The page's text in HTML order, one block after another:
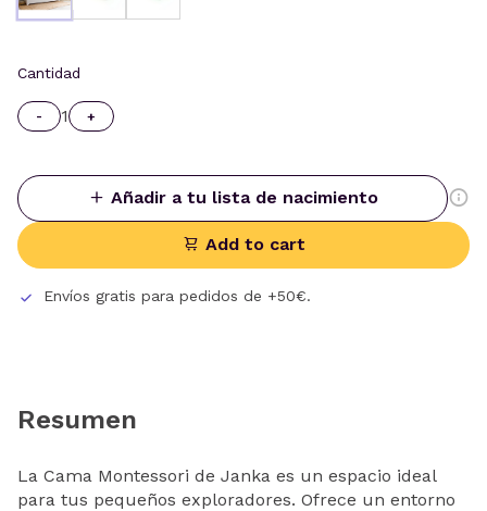
Cantidad
- 1 +
Añadir a tu lista de nacimiento
Add to cart
Envíos gratis para pedidos de +50€.
Resumen
La Cama Montessori de Janka es un espacio ideal
para tus pequeños exploradores. Ofrece un entorno